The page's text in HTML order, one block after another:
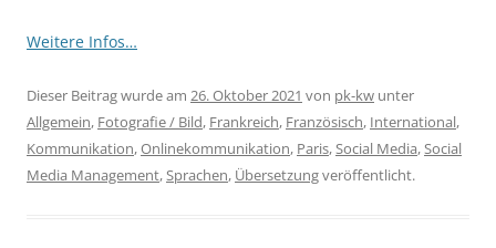
Weitere Infos…
Dieser Beitrag wurde am 26. Oktober 2021 von pk-kw unter
Allgemein, Fotografie / Bild, Frankreich, Französisch, International,
Kommunikation,Onlinekommunikation, Paris,Social Media,Social
Media Management,Sprachen, Übersetzungveröffentlicht.